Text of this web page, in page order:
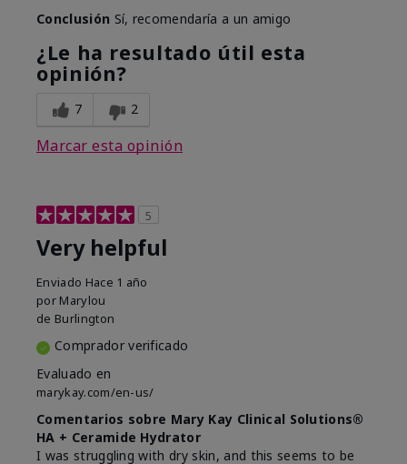
Conclusión Sí, recomendaría a un amigo
¿Le ha resultado útil esta
opinión?
7 2
Marcar esta opinión
5
Very helpful
Enviado Hace 1 año
por Marylou
de Burlington
Comprador verificado
Evaluado en
marykay.com/en-us/
Comentarios sobre Mary Kay Clinical Solutions®
HA + Ceramide Hydrator
I was struggling with dry skin, and this seems to be